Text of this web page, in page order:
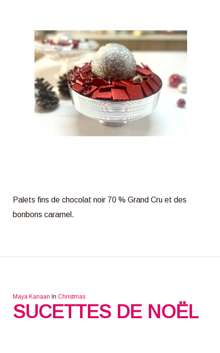
Palets fins de chocolat noir 70 % Grand Cru et des
bonbons caramel.
Maya Kanaan In Christmas
SUCETTES DE NOËL